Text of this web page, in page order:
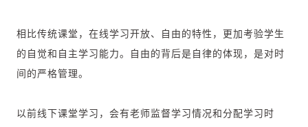
相比传统课堂，在线学习开放、自由的特性，更加考验学生
的自觉和自主学习能力。自由的背后是自律的体现，是对时
间的严格管理。
以前线下课堂学习，会有老师监督学习情况和分配学习时